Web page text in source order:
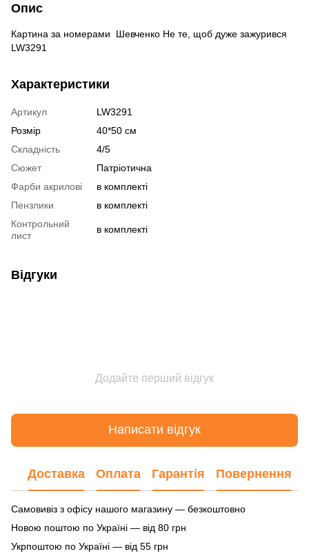
Опис
Картина за номерами Шевченко Не те, щоб дуже зажурився
LW3291
Характеристики
Артикул
LW3291
Розмір
40*50 см
Складність
4/5
Сюжет
Патріотична
Фарби акрилові
в комплекті
Пензлики
в комплекті
Контрольний
лист
в комплекті
Відгуки
Додайте перший відгук
Написати відгук
Доставка Оплата Гарантія Повернення
Самовивіз з офісу нашого магазину — безкоштовно
Новою поштою по Україні — від 80 грн
Укрпоштою по Україні — від 55 грн